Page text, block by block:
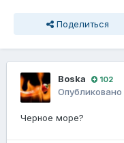
Поделиться
Boska 102
Опубликовано
Черное море?